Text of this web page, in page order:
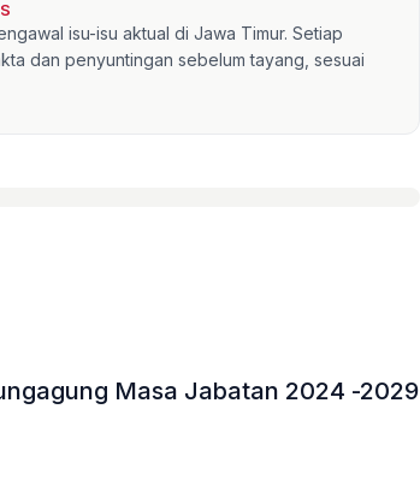
isu-isu aktual di Jawa Timur. Setiap
dan penyuntingan sebelum tayang, sesuai
Masa Jabatan 2024 -2029